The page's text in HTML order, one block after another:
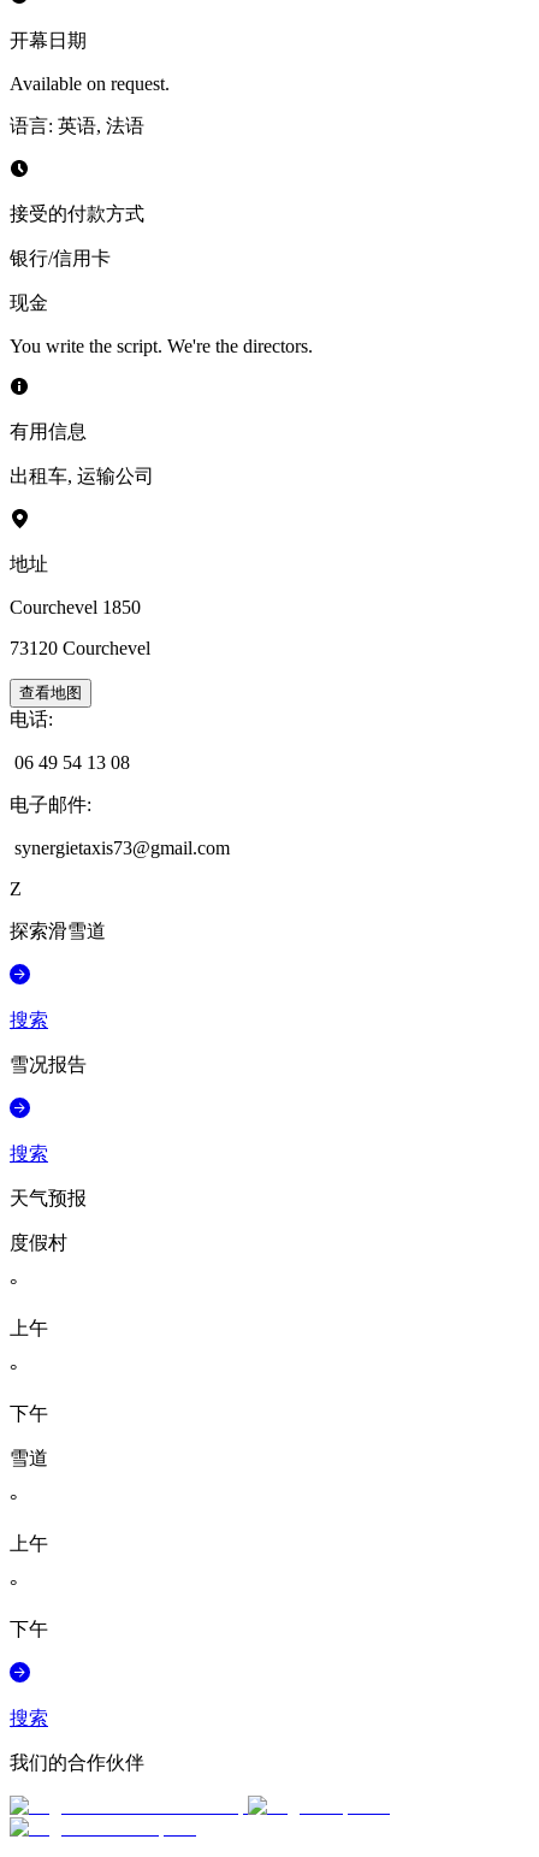
开幕日期
Available on request.
语言: 英语, 法语
接受的付款方式
银行/信用卡
现金
You write the script. We're the directors.
有用信息
出租车, 运输公司
地址
Courchevel 1850
73120 Courchevel
查看地图
电话:
06 49 54 13 08
电子邮件:
synergietaxis73@gmail.com
Z
探索滑雪道
搜索
雪况报告
搜索
天气预报
度假村
°
上午
°
下午
雪道
°
上午
°
下午
搜索
我们的合作伙伴